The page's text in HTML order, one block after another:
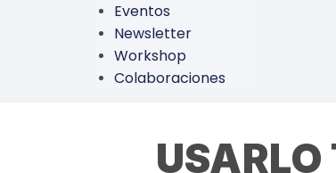
Eventos
Newsletter
Workshop
Colaboraciones
USARLO